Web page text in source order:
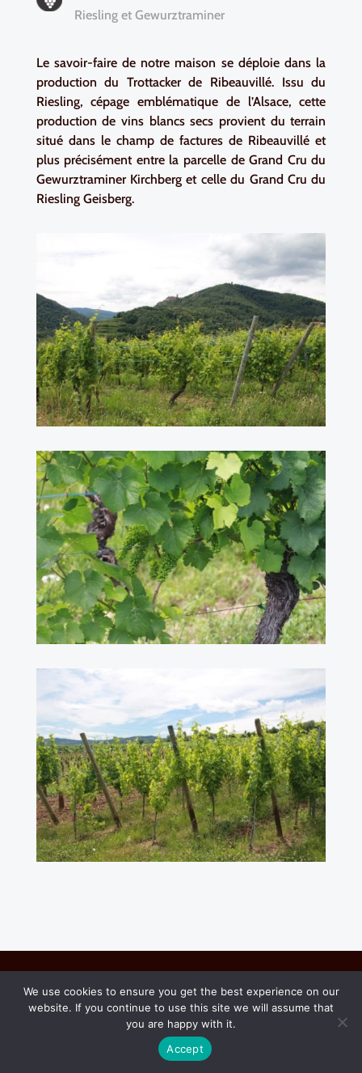
Riesling et Gewurztraminer
Le savoir-faire de notre maison se déploie dans la
production du Trottacker de Ribeauvillé. Issu du
Riesling, cépage emblématique de l’Alsace, cette
production de vins blancs secs provient du terrain
situé dans le champ de factures de Ribeauvillé et
plus précisément entre la parcelle de Grand Cru du
Gewurztraminer Kirchberg et celle du Grand Cru du
Riesling Geisberg.
Let's discuss the Alsatian wine tradition
We use cookies to ensure you get the best experience on our
website. If you continue to use this site we will assume that
you are happy with it.
Accept